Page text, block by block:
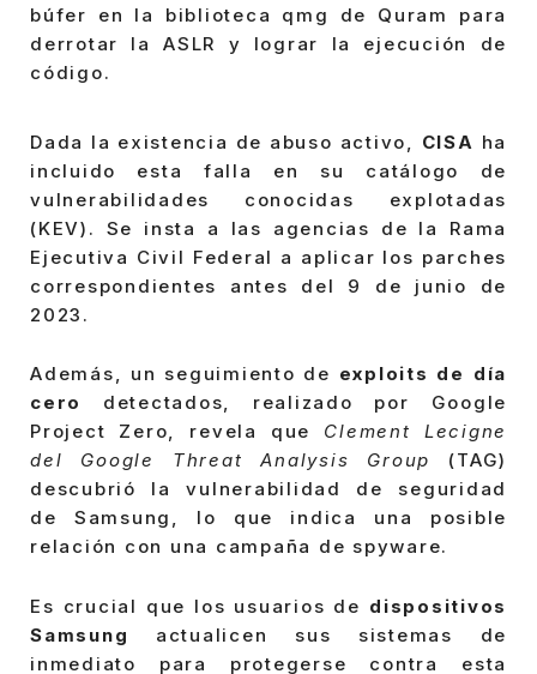
búfer en la biblioteca qmg de Quram para
derrotar la ASLR y lograr la ejecución de
código.
Dada la existencia de abuso activo, CISA ha
incluido esta falla en su catálogo de
vulnerabilidades conocidas explotadas
(KEV). Se insta a las agencias de la Rama
Ejecutiva Civil Federal a aplicar los parches
correspondientes antes del 9 de junio de
2023.
Además, un seguimiento de exploits de día
cero
detectados, realizado por Google
Project Zero, revela que Clement Lecigne
del Google Threat Analysis Group
(TAG)
descubrió la vulnerabilidad de seguridad
de Samsung, lo que indica una posible
relación con una campaña de spyware.
Es crucial que los usuarios de dispositivos
Samsung
actualicen sus sistemas de
inmediato para protegerse contra esta